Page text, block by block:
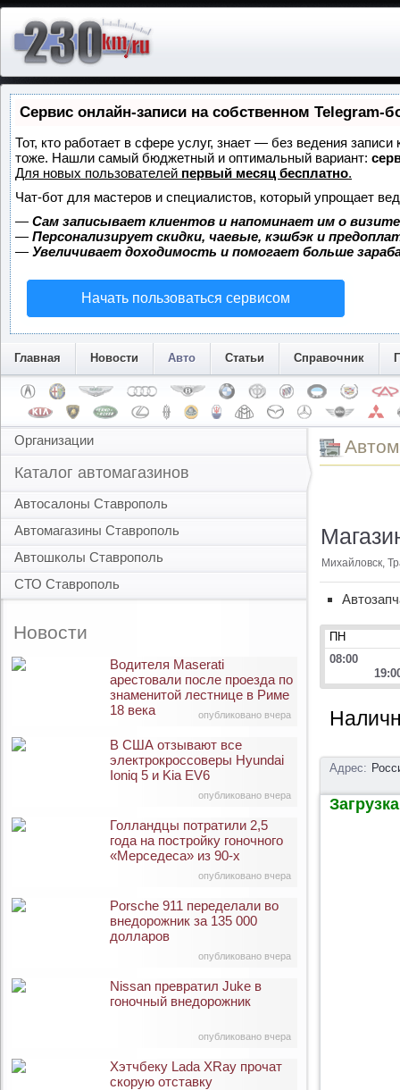
Сервис онлайн-записи на собственном Telegram-
Тот, кто работает в сфере услуг, знает — без ведения
тоже. Нашли самый бюджетный и оптимальный вариант:
Для новых пользователей первый месяц бесплатно.
Чат-бот для мастеров и специалистов, который упрощает
— Сам записывает клиентов и напоминает им о
— Персонализирует скидки, чаевые, кэшбэк и
— Увеличивает доходимость и помогает больше
Начать пользоваться сервисом
Главная Новости Авто Статьи Справочник
Организации
Каталог автомагазинов
Автосалоны Ставрополь
Автомагазины Ставрополь
Автошколы Ставрополь
СТО Ставрополь
Новости
опубликовано вчера
Водителя Maserati
арестовали после проезда по
знаменитой лестнице в Риме
18 века
опубликовано вчера
В США отзывают все
электрокроссоверы Hyundai
Ioniq 5 и Kia EV6
опубликовано вчера
Голландцы потратили 2,5
года на постройку гоночного
«Мерседеса» из 90-х
опубликовано вчера
Porsche 911 переделали во
внедорожник за 135 000
долларов
опубликовано вчера
Nissan превратил Juke в
гоночный внедорожник
Хэтчбеку Lada XRay прочат
скорую отставку
Михайловск,
ПН
08:00
Адрес: